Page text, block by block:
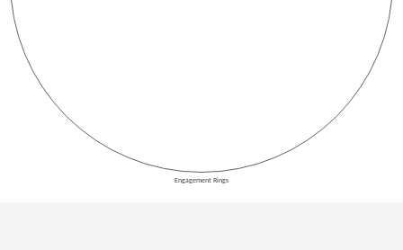
Engagement Rings